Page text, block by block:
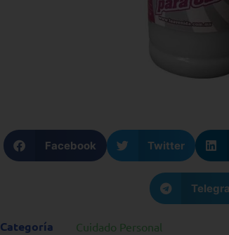
Facebook Twitter
Categoría Cuidado Personal